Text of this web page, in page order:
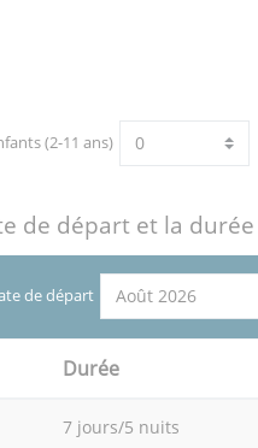
(2-11 ans)
de départ et la
de départ
Durée
7 jours/5 nuits